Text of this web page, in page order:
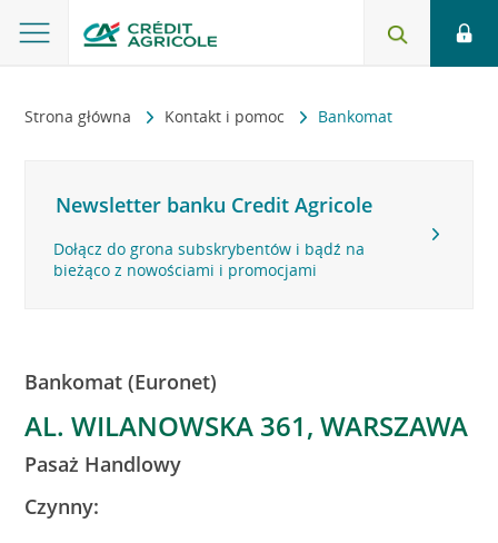
Strona główna Kontakt i pomoc Bankomat
Newsletter banku Credit Agricole
Dołącz do grona subskrybentów i bądź na
bieżąco z nowościami i promocjami
Bankomat (Euronet)
AL. WILANOWSKA 361, WARSZAWA
Pasaż Handlowy
Czynny: